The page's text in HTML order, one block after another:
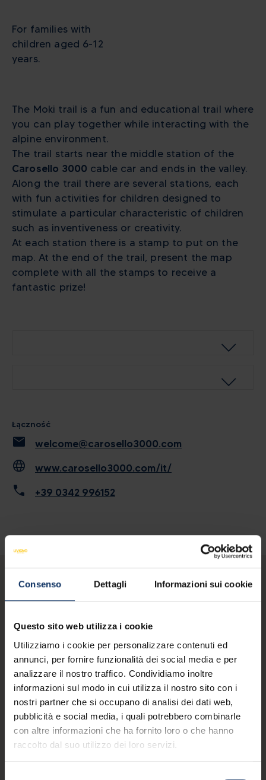
Consenso Dettagli Informazioni sui cookie
Questo sito web utilizza i cookie
Utilizziamo i cookie per personalizzare contenuti ed
annunci, per fornire funzionalità dei social media e per
analizzare il nostro traffico. Condividiamo inoltre
informazioni sul modo in cui utilizza il nostro sito con i
nostri partner che si occupano di analisi dei dati web,
pubblicità e social media, i quali potrebbero combinarle
con altre informazioni che ha fornito loro o che hanno
raccolto dal suo utilizzo dei loro servizi.
The Moki trail is a fun and educational trail where
you can play together while interacting with the
alpine environment.
The trail starts near the middle station of the
Carosello 3000 cable car and ends in the valley.
Along the trail there are several stations, each
with fun activities for children designed to
stimulate a particular characteristic of children
such as inventiveness or creativity.
At each station there is a stamp to put on the
map. At the end of the trail, present the map
complete with all the stamps to receive a
fantastic prize!
For families with
children aged 6-12
years.
Łączność
mail welcome@carosello3000.com
language www.carosello3000.com/it/
call +39 0342 996152
FAMILY